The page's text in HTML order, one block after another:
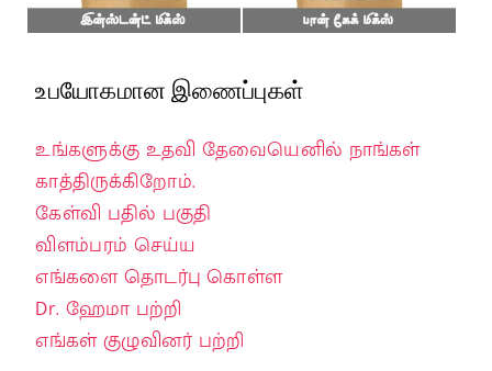
உபயோகமான இணைப்புகள்
உங்களுக்கு உதவி தேவையெனில் நாங்கள்
காத்திருக்கிறோம்.
கேள்வி பதில் பகுதி
விளம்பரம் செய்ய
எங்களை தொடர்பு கொள்ள
Dr. ஹேமா பற்றி
எங்கள் குழுவினர் பற்றி